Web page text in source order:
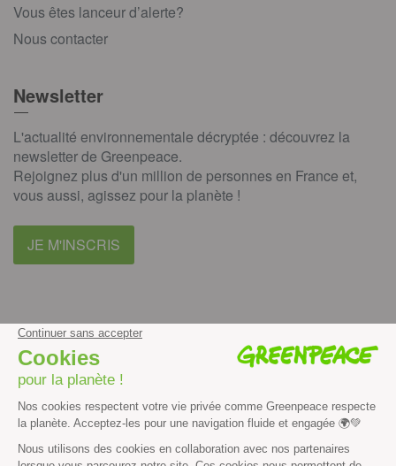
Vous êtes lanceur d’alerte?
Nous contacter
Newsletter
L'actualité environnementale décryptée : découvrez la
newsletter de Greenpeace.
Rejoignez plus d'un million de personnes en France et,
vous aussi, agissez pour la planète !
JE M'INSCRIS
instagramyoutube
Contenus et propriété intellectuelle
Mentions légales